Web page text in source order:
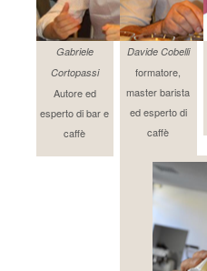
Gabriele
Cortopassi
Autore ed
esperto di bar e
caffè
Davide Cobelli
formatore,
master barista
ed esperto di
caffè